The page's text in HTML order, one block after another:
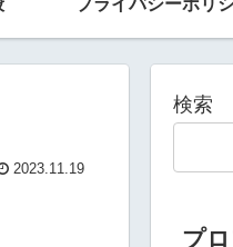
2023.11.19
検索
プ